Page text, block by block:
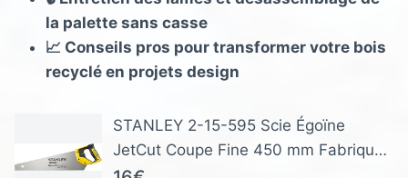
la palette sans casse
📈 Conseils pros pour transformer votre bois
recyclé en projets design
STANLEY 2-15-595 Scie Égoïne
JetCut Coupe Fine 450 mm Fabriquée
en France - 11 dents/Pouce -